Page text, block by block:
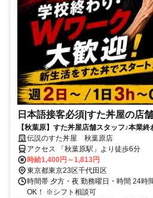
日本語接客必須|すた丼屋の店
【秋葉原】すた丼屋店舗スタッフ♪本業
時間～OK◎
伝説のすた丼屋 秋葉原店
アクセス 「秋葉原駅」より徒歩6分
時給1,400円～1,813円
東京都東京23区千代田区
時間帯 夕方・夜 勤務曜日・時間 24時
OK！ ※シフト相談可